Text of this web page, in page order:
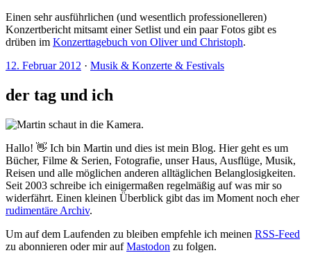
Einen sehr ausführlichen (und wesentlich professionelleren)
Konzertbericht mitsamt einer Setlist und ein paar Fotos gibt es
drüben im Konzerttagebuch von Oliver und Christoph.
12. Februar 2012 · Musik & Konzerte & Festivals
der tag und ich
Hallo! 👋 Ich bin Martin und dies ist mein Blog. Hier geht es um
Bücher, Filme & Serien, Fotografie, unser Haus, Ausflüge, Musik,
Reisen und alle möglichen anderen alltäglichen Belanglosigkeiten.
Seit 2003 schreibe ich einigermaßen regelmäßig auf was mir so
widerfährt. Einen kleinen Überblick gibt das im Moment noch eher
rudimentäre Archiv.
Um auf dem Laufenden zu bleiben empfehle ich meinen RSS-Feed
zu abonnieren oder mir aufMastodon zu folgen.